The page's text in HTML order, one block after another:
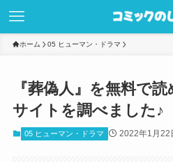
ホーム 05 ヒューマン・ドラマ
『葬偽人』を無料で
サイトを調べました♪
05 ヒューマン・ドラマ 2022年1月22